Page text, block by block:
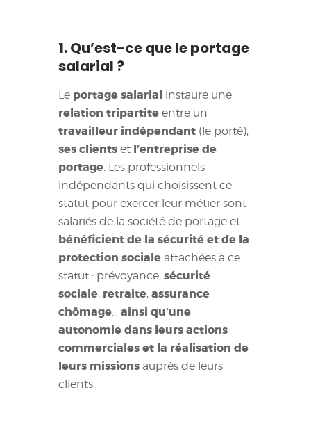
1. Qu’est-ce que le portage
salarial ?
Le portage salarial instaure une
relation tripartite entre un
travailleur indépendant (le porté),
ses clients et l’entreprise de
portage. Les professionnels
indépendants qui choisissent ce
statut pour exercer leur métier sont
salariés de la société de portage et
bénéficient de la sécurité et de la
protection sociale attachées à ce
statut : prévoyance, sécurité
sociale, retraite, assurance
chômage… ainsi qu’une
autonomie dans leurs actions
commerciales et la réalisation de
leurs missions auprès de leurs
clients.